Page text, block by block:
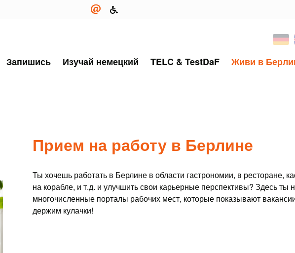
Запишись Изучай немецкий TELC & TestDaF Живи в
Прием на работу в Берлине
Ты хочешь работать в Берлине в области гастрономии, в ресторане,
на корабле, и т.д. и улучшить свои карьерные перспективы? Здесь ты
многочисленные порталы рабочих мест, которые показывают
держим кулачки!